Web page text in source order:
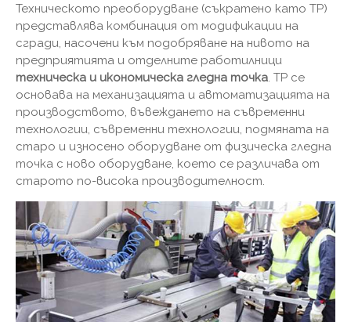
Техническото преоборудване (съкратено като TP)
представлява комбинация от модификации на
сгради, насочени към подобряване на нивото на
предприятията и отделните работилници
техническа и икономическа гледна точка. TP се
основава на механизацията и автоматизацията на
производството, въвеждането на съвременни
технологии, съвременни технологии, подмяната на
старо и износено оборудване от физическа гледна
точка с ново оборудване, което се различава от
старото по-висока производителност.